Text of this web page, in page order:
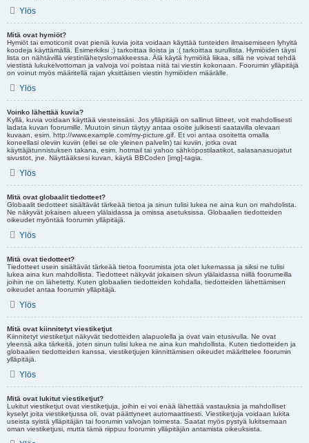
Ylös
Mitä ovat hymiöt?
Hymiöt tai emoticonit ovat pieniä kuvia joita voidaan käyttää tunteiden ilmaisemiseen lyhyitä
koodeja käyttämällä. Esimerkiksi :) tarkoittaa iloista ja :( tarkoittaa surullista. Hymiöiden täysi
lista on nähtävillä viestinlähetyslomakkeessa. Älä käytä hymiöitä liikaa, sillä ne voivat tehdä
viestistä lukukelvottoman ja valvoja voi poistaa niitä tai viestin kokonaan. Foorumin ylläpitäjä
on voinut myös määritellä rajan yksittäisen viestin hymiöiden määrälle.
Ylös
Voinko lähettää kuvia?
Kyllä, kuvia voidaan käyttää viesteissäsi. Jos ylläpitäjä on sallinut liitteet, voit mahdollisesti
ladata kuvan foorumille. Muutoin sinun täytyy antaa osoite julkisesti saatavilla olevaan
kuvaan, esim. http://www.example.com/my-picture.gif. Et voi antaa osoitetta omalla
koneellasi oleviin kuviin (ellei se ole yleinen palvelin) tai kuviin, jotka ovat
käyttäjätunnistuksen takana, esim. hotmail tai yahoo sähköpostilaatikot, salasanasuojatut
sivustot, jne. Näyttääksesi kuvan, käytä BBCoden [img]-tagia.
Ylös
Mitä ovat globaalit tiedotteet?
Globaalit tiedotteet sisältävät tärkeää tietoa ja sinun tulisi lukea ne aina kun on mahdolista.
Ne näkyvät jokaisen alueen ylälaidassa ja omissa asetuksissa. Globaalien tiedotteiden
oikeudet myöntää foorumin ylläpitäjä.
Ylös
Mitä ovat tiedotteet?
Tiedotteet usein sisältävät tärkeää tietoa foorumista jota olet lukemassa ja siksi ne tulisi
lukea aina kun mahdollista. Tiedotteet näkyvät jokaisen sivun ylälaidassa niillä foorumeilla
joihin ne on lähetetty. Kuten globaalien tiedotteiden kohdalla, tiedotteiden lähettämisen
oikeudet antaa foorumin ylläpitäjä.
Ylös
Mitä ovat kiinnitetyt viestiketjut
Kiinnitetyt viestiketjut näkyvät tiedotteiden alapuolella ja ovat vain etusivulla. Ne ovat
yleensä aika tärkeitä, joten sinun tulisi lukea ne aina kun mahdollista. Kuten tiedotteiden ja
globaalien tiedotteiden kanssa, viestiketjujen kiinnittämisen oikeudet määrittelee foorumin
ylläpitäjä.
Ylös
Mitä ovat lukitut viestiketjut?
Lukitut viestiketjut ovat viestiketjuja, joihin ei voi enää lähettää vastauksia ja mahdolliset
kyselyt joita viestiketjussa oli, ovat päättyneet automaattisesti. Viestiketjuja voidaan lukita
useista syistä ylläpitäjän tai foorumin valvojan toimesta. Saatat myös pystyä lukitsemaan
oman viestiketjusi, mutta tämä riippuu foorumin ylläpitäjän antamista oikeuksista.